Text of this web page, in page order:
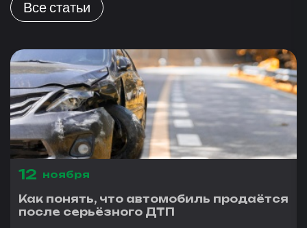
Все статьи
12 ноября
Как понять, что автомобиль продаётся
после серьёзного ДТП